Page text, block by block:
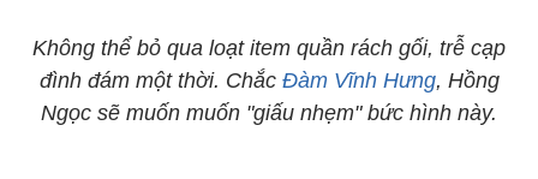
Không thể bỏ qua loạt item quần rách gối, trễ cạp
đình đám một thời. Chắc Đàm Vĩnh Hưng, Hồng
Ngọc sẽ muốn muốn "giấu nhẹm" bức hình này.